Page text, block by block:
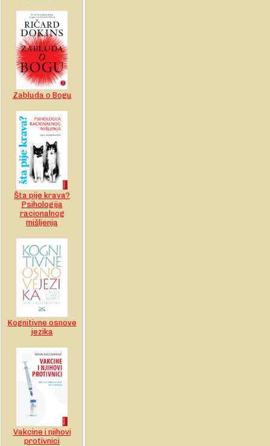
Zabluda o Bogu
Šta pije krava?
Psihologija
racionalnog
mišljenja
Kognitivne osnove
jezika
Vakcine i njihovi
protivnici